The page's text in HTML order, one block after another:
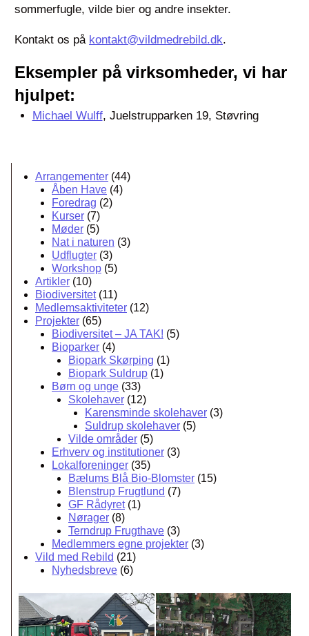
sommerfugle, vilde bier og andre insekter.
Kontakt os på kontakt@vildmedrebild.dk.
Eksempler på virksomheder, vi har
hjulpet:
Michael Wulff, Juelstrupparken 19, Støvring
Arrangementer (44)
Åben Have (4)
Foredrag (2)
Kurser (7)
Møder (5)
Nat i naturen (3)
Udflugter (3)
Workshop (5)
Artikler (10)
Biodiversitet(11)
Medlemsaktiviteter (12)
Projekter (65)
Biodiversitet – JA TAK! (5)
Bioparker (4)
Biopark Skørping (1)
Biopark Suldrup (1)
Børn og unge (33)
Skolehaver (12)
Karensminde skolehaver (3)
Suldrup skolehaver (5)
Vilde områder (5)
Erhverv og institutioner (3)
Lokalforeninger (35)
Bælums Blå Bio-Blomster (15)
Blenstrup Frugtlund (7)
GF Rådyret(1)
Nørager (8)
Terndrup Frugthave (3)
Medlemmers egne projekter (3)
Vild med Rebild (21)
Nyhedsbreve (6)